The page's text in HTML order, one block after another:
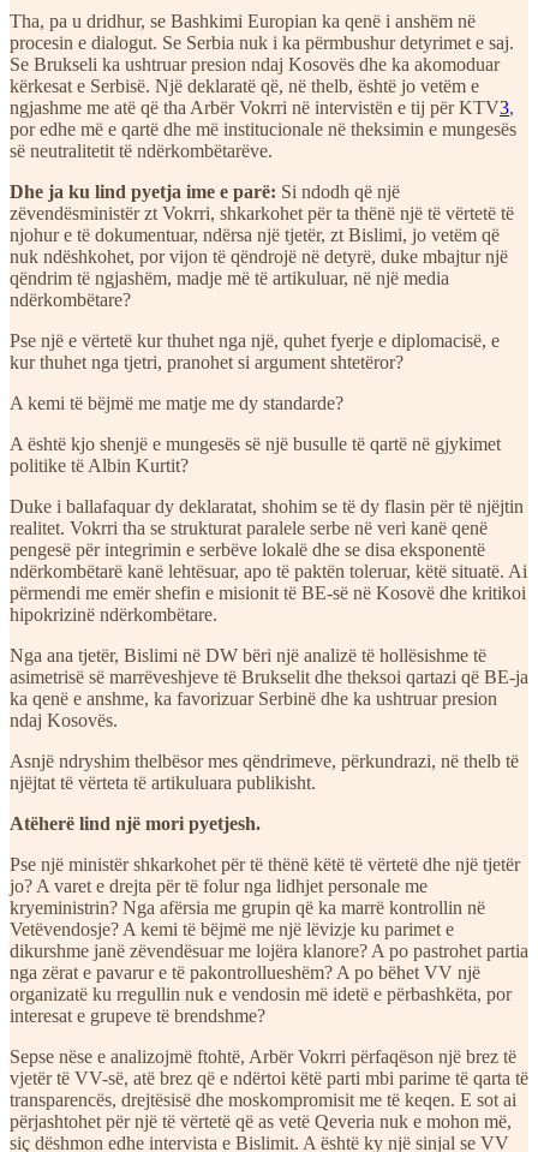
Tha, pa u dridhur, se Bashkimi Europian ka qenë i anshëm në
procesin e dialogut. Se Serbia nuk i ka përmbushur detyrimet e saj.
Se Brukseli ka ushtruar presion ndaj Kosovës dhe ka akomoduar
kërkesat e Serbisë. Një deklaratë që, në thelb, është jo vetëm e
ngjashme me atë që tha Arbër Vokrri në intervistën e tij për KTV3,
por edhe më e qartë dhe më institucionale në theksimin e mungesës
së neutralitetit të ndërkombëtarëve.
Dhe ja ku lind pyetja ime e parë: Si ndodh që një
zëvendësministër zt Vokrri, shkarkohet për ta thënë një të vërtetë të
njohur e të dokumentuar, ndërsa një tjetër, zt Bislimi, jo vetëm që
nuk ndëshkohet, por vijon të qëndrojë në detyrë, duke mbajtur një
qëndrim të ngjashëm, madje më të artikuluar, në një media
ndërkombëtare?
Pse një e vërtetë kur thuhet nga një, quhet fyerje e diplomacisë, e
kur thuhet nga tjetri, pranohet si argument shtetëror?
A kemi të bëjmë me matje me dy standarde?
A është kjo shenjë e mungesës së një busulle të qartë në gjykimet
politike të Albin Kurtit?
Duke i ballafaquar dy deklaratat, shohim se të dy flasin për të njëjtin
realitet. Vokrri tha se strukturat paralele serbe në veri kanë qenë
pengesë për integrimin e serbëve lokalë dhe se disa eksponentë
ndërkombëtarë kanë lehtësuar, apo të paktën toleruar, këtë situatë. Ai
përmendi me emër shefin e misionit të BE-së në Kosovë dhe kritikoi
hipokrizinë ndërkombëtare.
Nga ana tjetër, Bislimi në DW bëri një analizë të hollësishme të
asimetrisë së marrëveshjeve të Brukselit dhe theksoi qartazi që BE-ja
ka qenë e anshme, ka favorizuar Serbinë dhe ka ushtruar presion
ndaj Kosovës.
Asnjë ndryshim thelbësor mes qëndrimeve, përkundrazi, në thelb të
njëjtat të vërteta të artikuluara publikisht.
Atëherë lind një mori pyetjesh.
Pse një ministër shkarkohet për të thënë këtë të vërtetë dhe një tjetër
jo? A varet e drejta për të folur nga lidhjet personale me
kryeministrin? Nga afërsia me grupin që ka marrë kontrollin në
Vetëvendosje? A kemi të bëjmë me një lëvizje ku parimet e
dikurshme janë zëvendësuar me lojëra klanore? A po pastrohet partia
nga zërat e pavarur e të pakontrollueshëm? A po bëhet VV një
organizatë ku rregullin nuk e vendosin më idetë e përbashkëta, por
interesat e grupeve të brendshme?
Sepse nëse e analizojmë ftohtë, Arbër Vokrri përfaqëson një brez të
vjetër të VV-së, atë brez që e ndërtoi këtë parti mbi parime të qarta të
transparencës, drejtësisë dhe moskompromisit me të keqen. E sot ai
përjashtohet për një të vërtetë që as vetë Qeveria nuk e mohon më,
siç dëshmon edhe intervista e Bislimit. A është ky një sinjal se VV